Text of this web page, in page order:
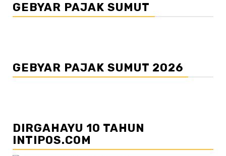
GEBYAR PAJAK SUMUT
GEBYAR PAJAK SUMUT 2026
DIRGAHAYU 10 TAHUN
INTIPOS.COM